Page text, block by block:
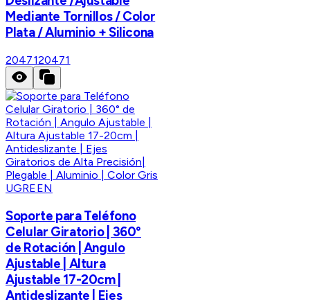
Mediante Tornillos / Color
Plata / Aluminio + Silicona
2047120471
UGREEN
Soporte para Teléfono
Celular Giratorio | 360°
de Rotación | Angulo
Ajustable | Altura
Ajustable 17-20cm |
Antideslizante | Ejes